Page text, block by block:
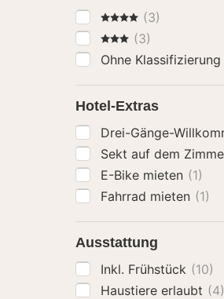
4 Sterne(3)
3 Sterne
(3)
Ohne Klassifizierung
Hotel-Extras
Drei-Gänge-
Sekt auf dem
E-Bike mieten (1)
Fahrrad mieten (1)
Ausstattung
Inkl. Frühstück (10)
Haustiere erlaubt (4)